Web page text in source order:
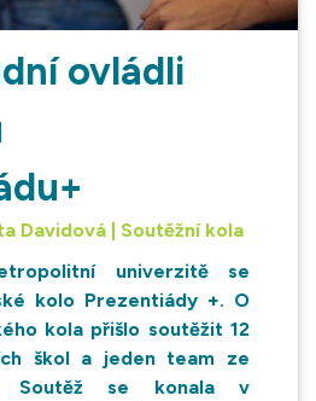
ovládli
Davidová | Soutěžní kola
univerzitě se
kolo Prezentiády +. O
kola přišlo soutěžit 12
škol a jeden team ze
Soutěž se konala v